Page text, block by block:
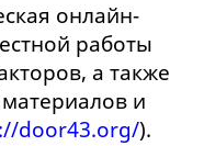
онлайн-
работы
а также
и
door43.org/).